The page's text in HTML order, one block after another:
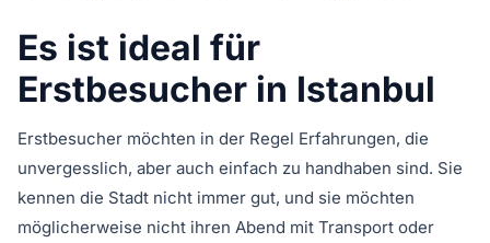
Es ist ideal für
Erstbesucher in Istanbul
Erstbesucher möchten in der Regel Erfahrungen, die
unvergesslich, aber auch einfach zu handhaben sind. Sie
kennen die Stadt nicht immer gut, und sie möchten
möglicherweise nicht ihren Abend mit Transport oder